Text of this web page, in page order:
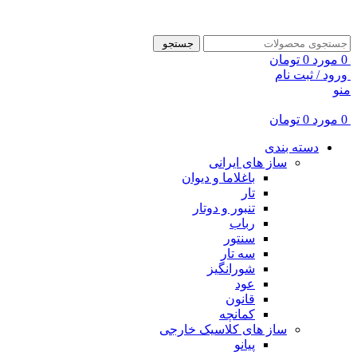
جستجو
0 مورد 0 تومان
ورود / ثبت نام
منو
0 مورد 0 تومان
دسته بندی
ساز های ایرانی
باغلاما و دیوان
تار
تنبور و دوتار
رباب
سنتور
سه تار
شورانگیز
عود
قانون
کمانچه
ساز های کلاسیک خارجی
پیانو